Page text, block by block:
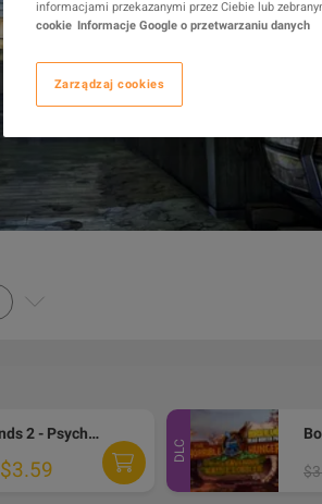
Borderlands 2 - Psycho Character Pack EN/IT/FR Languages Only DLC Steam CD Key
$3.59
DLC
informacjami przekazanymi przez Ciebie lub
cookie Informacje Google o przetwarzaniu danych
Zarządzaj cookies